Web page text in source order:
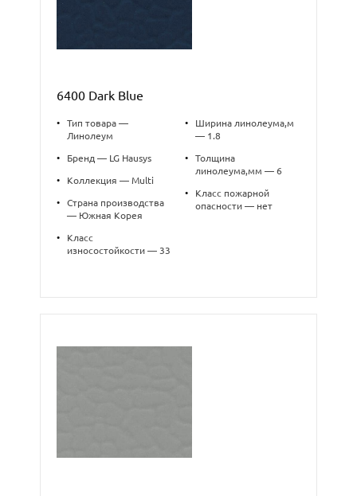
6400 Dark Blue
•
Тип товара —
Линолеум
• Бренд — LG Hausys
• Коллекция — Multi
•
Страна производства
— Южная Корея
•
Класс
износостойкости — 33
•
Ширина линолеума,м
— 1.8
•
Толщина
линолеума,мм — 6
•
Класс пожарной
опасности — нет